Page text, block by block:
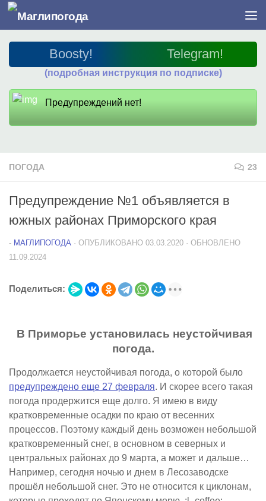
Перейти к содержимому
Boosty! Telegram!
(подробная инструкция по подписке)
Предупреждений нет!
ПОГОДА 23
Предупреждение №1 объявляется в
южных районах Приморского края
- МАГЛИПОГОДА · ОПУБЛИКОВАНО 03.03.2020 · ОБНОВЛЕНО
11.09.2024
Поделиться:
В Приморье установилась неустойчивая
погода.
Продолжается неустойчивая погода, о которой было
предупреждено еще 27 февраля. И скорее всего такая
погода продержится еще долго. Я имею в виду
кратковременные осадки по краю от весенних
процессов. Поэтому каждый день возможен небольшой
кратковременный снег, в основном в северных и
центральных районах до 9 марта, а может и дальше…
Например, сегодня ночью и днем в Лесозаводске
прошёл небольшой снег. Это не относится к циклонам,